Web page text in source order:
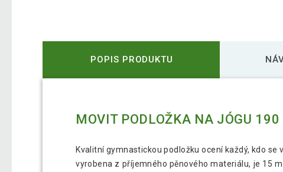
POPIS PRODUKTU
MOVIT PODLOŽKA NA JÓGU
Kvalitní gymnastickou podložku ocení každý, kdo
vyrobena z příjemného pěnového materiálu, je 15